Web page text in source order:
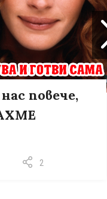
повече,
2